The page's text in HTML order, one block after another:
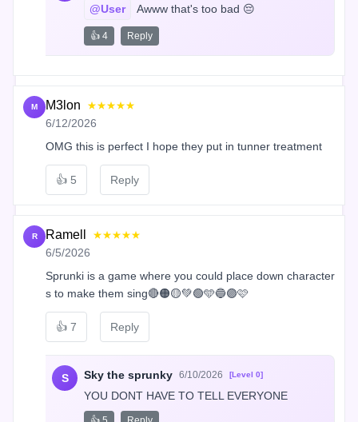
@User Awww that's too bad 😔
👍 4 Reply
M M3lon ★★★★★
6/12/2026
OMG this is perfect I hope they put in tunner treatment
👍 5 Reply
R Ramell ★★★★★
6/5/2026
Sprunki is a game where you could place down character
s to make them sing🔴🟠🟡💚🟢🩵🔵🟣🩷
👍 7 Reply
S Sky the sprunky 6/10/2026 [Level 0]
YOU DONT HAVE TO TELL EVERYONE